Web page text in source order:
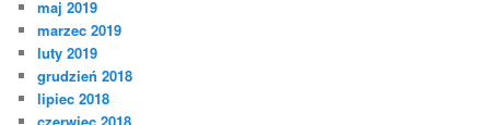
maj 2019
marzec 2019
luty 2019
grudzień 2018
lipiec 2018